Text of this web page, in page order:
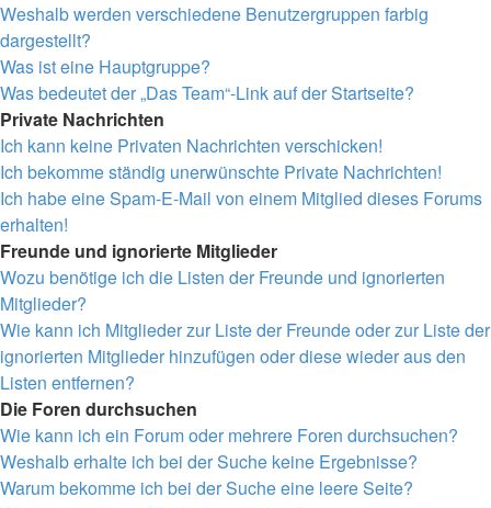
Weshalb werden verschiedene Benutzergruppen farbig
dargestellt?
Was ist eine Hauptgruppe?
Was bedeutet der „Das Team“-Link auf der Startseite?
Private Nachrichten
Ich kann keine Privaten Nachrichten verschicken!
Ich bekomme ständig unerwünschte Private Nachrichten!
Ich habe eine Spam-E-Mail von einem Mitglied dieses Forums
erhalten!
Freunde und ignorierte Mitglieder
Wozu benötige ich die Listen der Freunde und ignorierten
Mitglieder?
Wie kann ich Mitglieder zur Liste der Freunde oder zur Liste der
ignorierten Mitglieder hinzufügen oder diese wieder aus den
Listen entfernen?
Die Foren durchsuchen
Wie kann ich ein Forum oder mehrere Foren durchsuchen?
Weshalb erhalte ich bei der Suche keine Ergebnisse?
Warum bekomme ich bei der Suche eine leere Seite?